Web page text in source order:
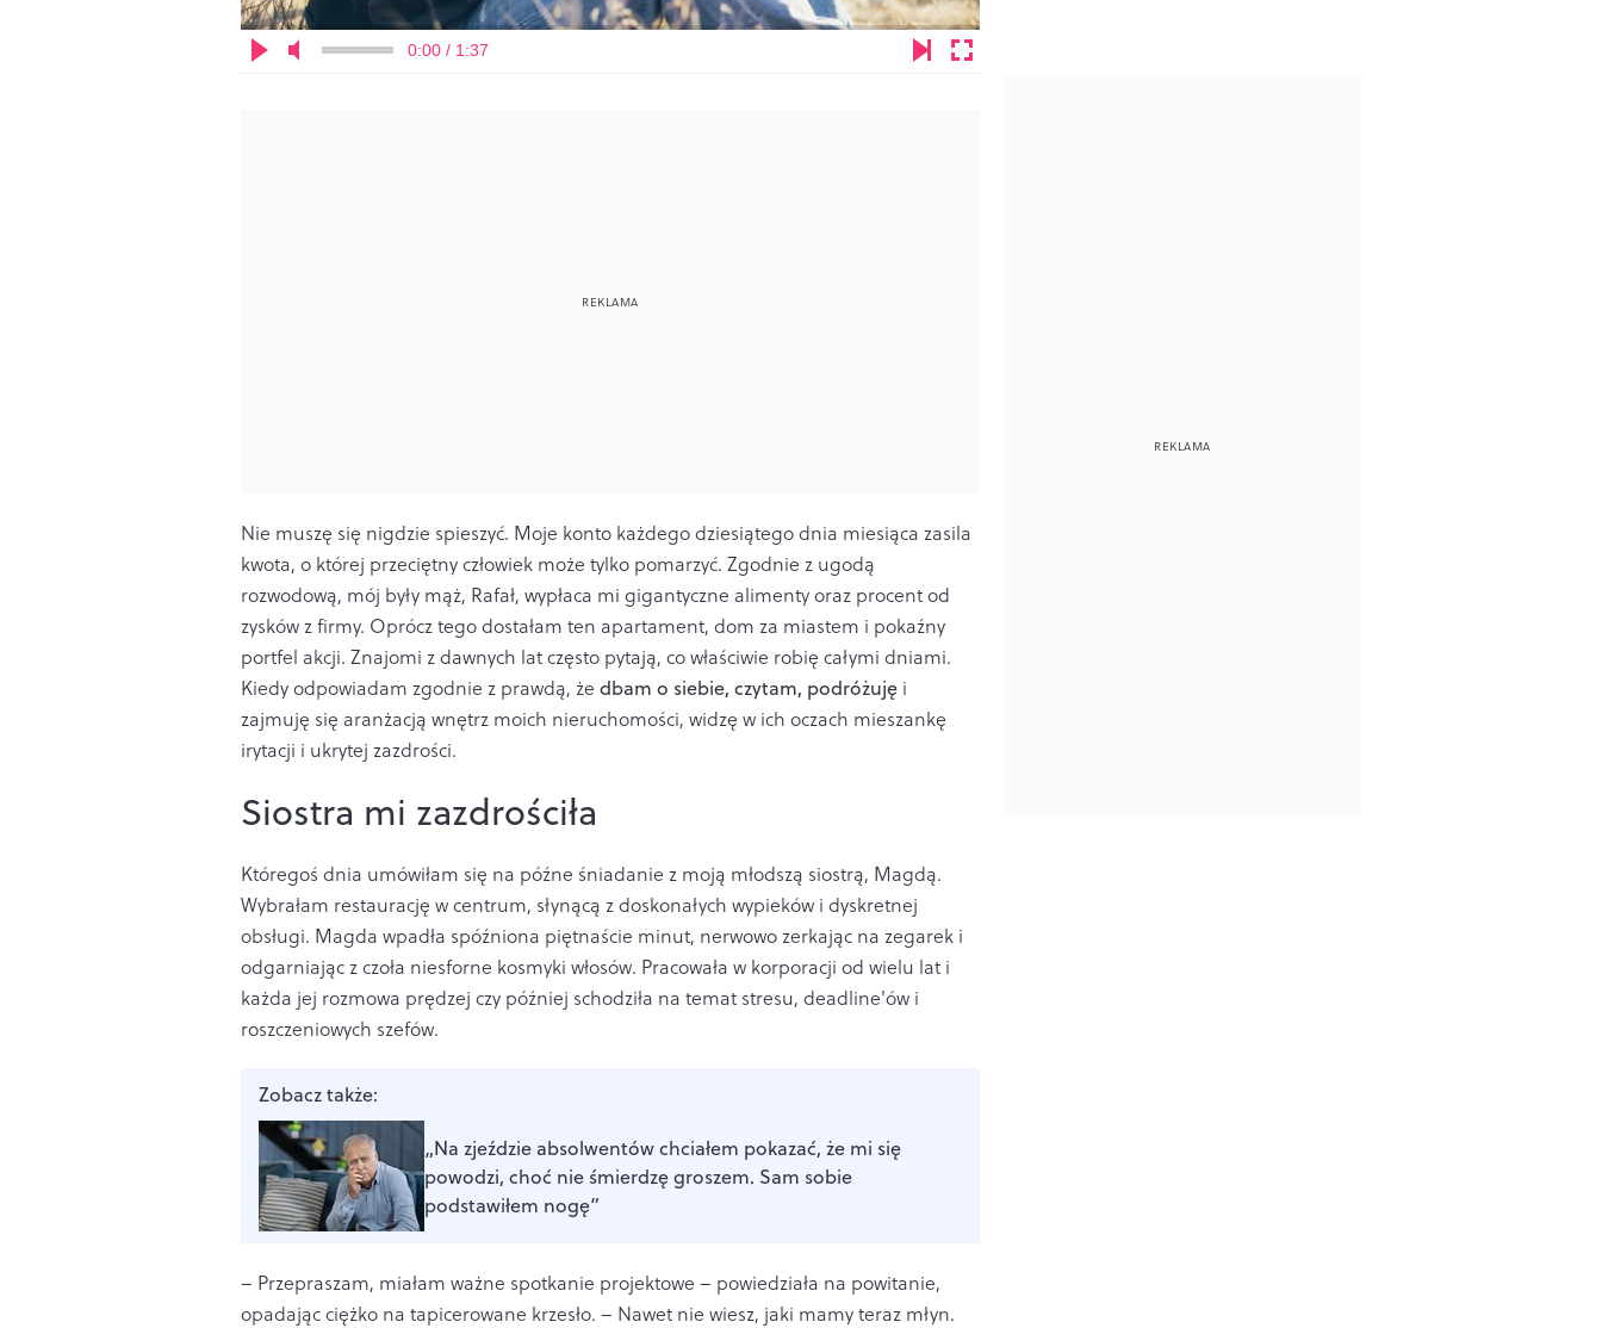
0:00 / 1:37
Nie muszę się nigdzie spieszyć. Moje konto każdego dziesiątego dnia miesiąca zasila
kwota, o której przeciętny człowiek może tylko pomarzyć. Zgodnie z ugodą
rozwodową, mój były mąż, Rafał, wypłaca mi gigantyczne alimenty oraz procent od
zysków z firmy. Oprócz tego dostałam ten apartament, dom za miastem i pokaźny
portfel akcji. Znajomi z dawnych lat często pytają, co właściwie robię całymi dniami.
Kiedy odpowiadam zgodnie z prawdą, że dbam o siebie, czytam, podróżuję i
zajmuję się aranżacją wnętrz moich nieruchomości, widzę w ich oczach mieszankę
irytacji i ukrytej zazdrości.
Siostra mi zazdrościła
Któregoś dnia umówiłam się na późne śniadanie z moją młodszą siostrą, Magdą.
Wybrałam restaurację w centrum, słynącą z doskonałych wypieków i dyskretnej
obsługi. Magda wpadła spóźniona piętnaście minut, nerwowo zerkając na zegarek i
odgarniając z czoła niesforne kosmyki włosów. Pracowała w korporacji od wielu lat i
każda jej rozmowa prędzej czy później schodziła na temat stresu, deadline'ów i
roszczeniowych szefów.
Zobacz także:
„Na zjeździe absolwentów chciałem pokazać, że mi się
powodzi, choć nie śmierdzę groszem. Sam sobie
podstawiłem nogę”
– Przepraszam, miałam ważne spotkanie projektowe – powiedziała na powitanie,
opadając ciężko na tapicerowane krzesło. – Nawet nie wiesz, jaki mamy teraz młyn.